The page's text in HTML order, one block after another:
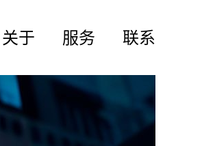
关于 服务 联系